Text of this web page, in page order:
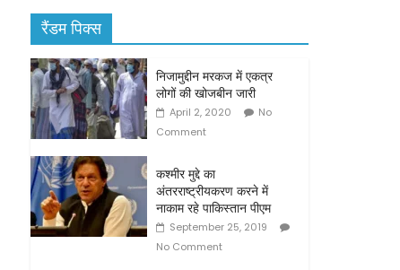
रैंडम पिक्स
निजामुद्दीन मरकज में एकत्र
लोगों की खोजबीन जारी
April 2, 2020
No
Comment
कश्मीर मुद्दे का
अंतरराष्ट्रीयकरण करने में
नाकाम रहे पाकिस्तान पीएम
September 25, 2019
No Comment